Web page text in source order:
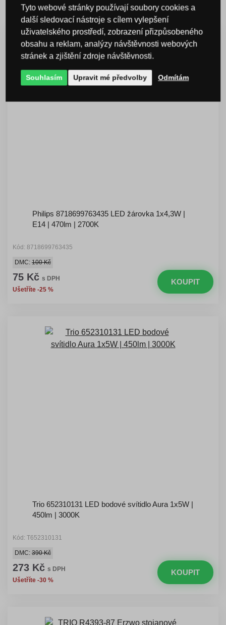
Mohlo by se vám hodit ...
Philips 8718699763435 LED žárovka 1x4,3W |
E14 | 470lm | 2700K
Kód: 8718699763435
DMC: 100 Kč
75 Kč s DPH
Ušetříte -25 %
KOUPIT
Trio 652310131 LED bodové svítidlo Aura 1x5W |
450lm | 3000K
Kód: T652310131
DMC: 390 Kč
273 Kč s DPH
Ušetříte -30 %
KOUPIT
Tyto webové stránky používají soubory cookies a
další sledovací nástroje s cílem vylepšení
uživatelského prostředí, zobrazení přizpůsobeného
obsahu a reklam, analýzy návštěvnosti webových
stránek a zjištění zdroje návštěvnosti.
Souhlasím Upravit mé předvolby Odmítám